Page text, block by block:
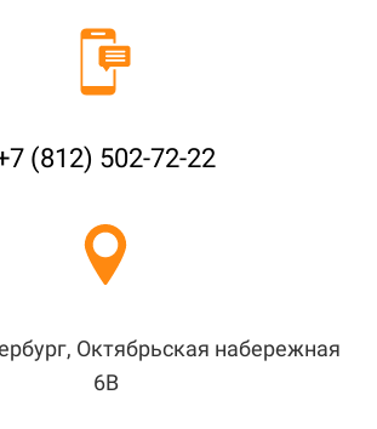
(812) 502-72-22
Октябрьская набережная
6В